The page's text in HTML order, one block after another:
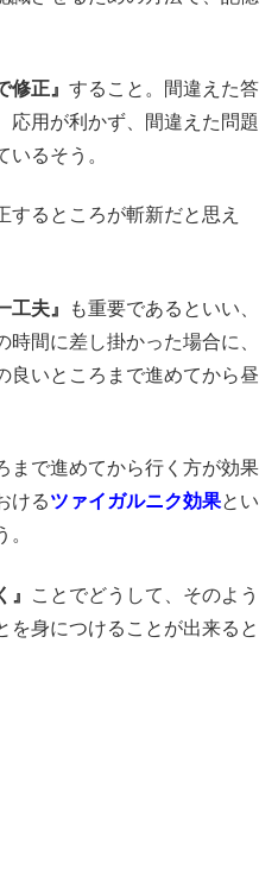
修正』 すること。間違えた答
応用が利かず、間違えた問題
るそう。
するところが斬新だと思え
工夫』
も重要であるといい、
間に差し掛かった場合に、
良いところまで進めてから昼
まで進めてから行く方が効果
けるツァイガルニク効果とい
』
ことでどうして、そのよう
を身につけることが出来ると